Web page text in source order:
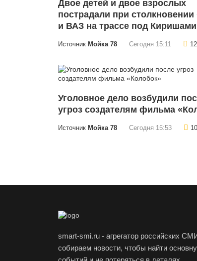
Двое детей и двое взрослых
пострадали при
и ВАЗ на трассе под Киришами
Источник Мойка 78 Сегодня 15:11 12
Уголовное дело возбудили
угроз создателям фильма
Источник Мойка 78 Сегодня 15:53 10
smart-smi.ru - агрегатор российских
собираем новости, чтобы найти